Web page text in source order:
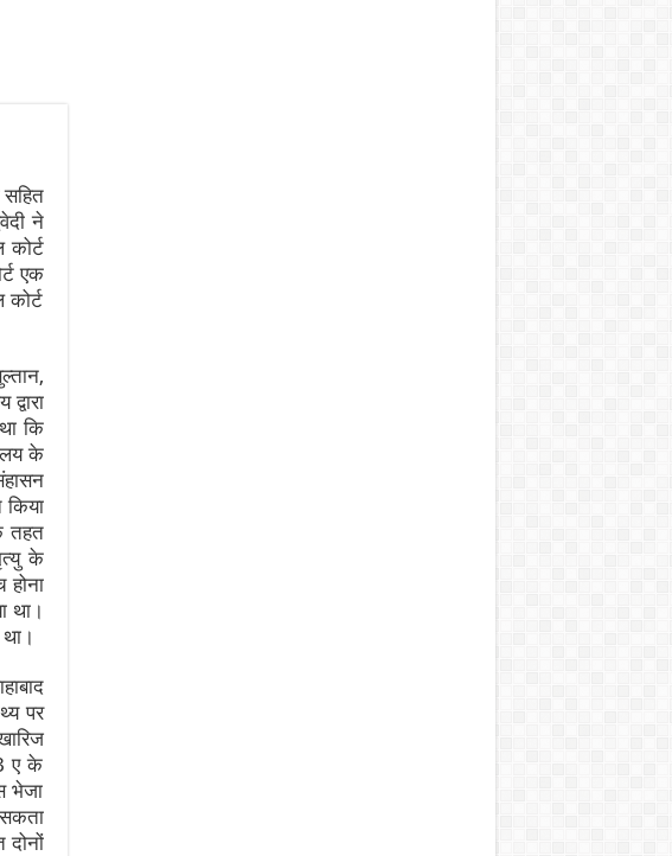
नितिन गडकरी को मिली बड़ी राहत
“सत्याग्रह जारी रहेगा”
इस्लामाबाद सील
6 और 7 अगस्त को विधानसभा घेराव का अल्टीमेटम
ने
कोर्ट
एक
कि
के
किया
तहत
के
होना
था।
पर
ए के
भेजा
दोनों